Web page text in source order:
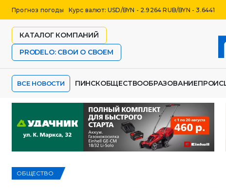
Прогноз погоды Курс валют: USD/BYN - 2.9264 RUB/BYN - 3.6441
КАТАЛОГ КОМПАНИЙ
PRODELO: СВОИ О СВОЕМ
ВСЕ НОВОСТИ ПИНСКОБЩЕСТВООБРАЗОВАНИЕ
ОБЩЕСТВО